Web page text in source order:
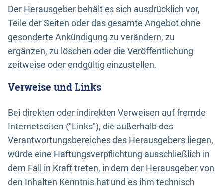
Der Herausgeber behält es sich ausdrücklich vor,
Teile der Seiten oder das gesamte Angebot ohne
gesonderte Ankündigung zu verändern, zu
ergänzen, zu löschen oder die Veröffentlichung
zeitweise oder endgültig einzustellen.
Verweise und Links
Bei direkten oder indirekten Verweisen auf fremde
Internetseiten ("Links"), die außerhalb des
Verantwortungsbereiches des Herausgebers liegen,
würde eine Haftungsverpflichtung ausschließlich in
dem Fall in Kraft treten, in dem der Herausgeber von
den Inhalten Kenntnis hat und es ihm technisch